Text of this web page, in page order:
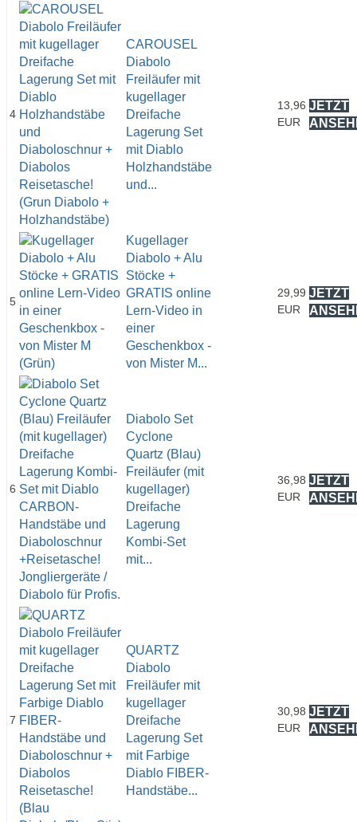
4
CAROUSEL
Diabolo
Freiläufer mit
kugellager
Dreifache
Lagerung Set
mit Diablo
Holzhandstäbe
und...
13,96
EUR
JETZT
5
Kugellager
Diabolo + Alu
Stöcke +
GRATIS online
Lern-Video in
einer
Geschenkbox -
von Mister M...
29,99
EUR
JETZT
6
Diabolo Set
Cyclone
Quartz (Blau)
Freiläufer (mit
kugellager)
Dreifache
Lagerung
Kombi-Set
mit...
36,98
EUR
JETZT
7
QUARTZ
Diabolo
Freiläufer mit
kugellager
Dreifache
Lagerung Set
mit Farbige
Diablo FIBER-
Handstäbe...
30,98
EUR
JETZT